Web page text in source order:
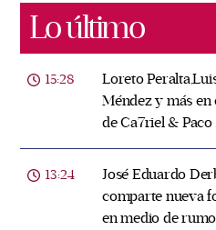
Lo último
15:28
Loreto
Méndez y más
de Ca7riel &
13:24
José Eduardo
comparte nueva
en medio de